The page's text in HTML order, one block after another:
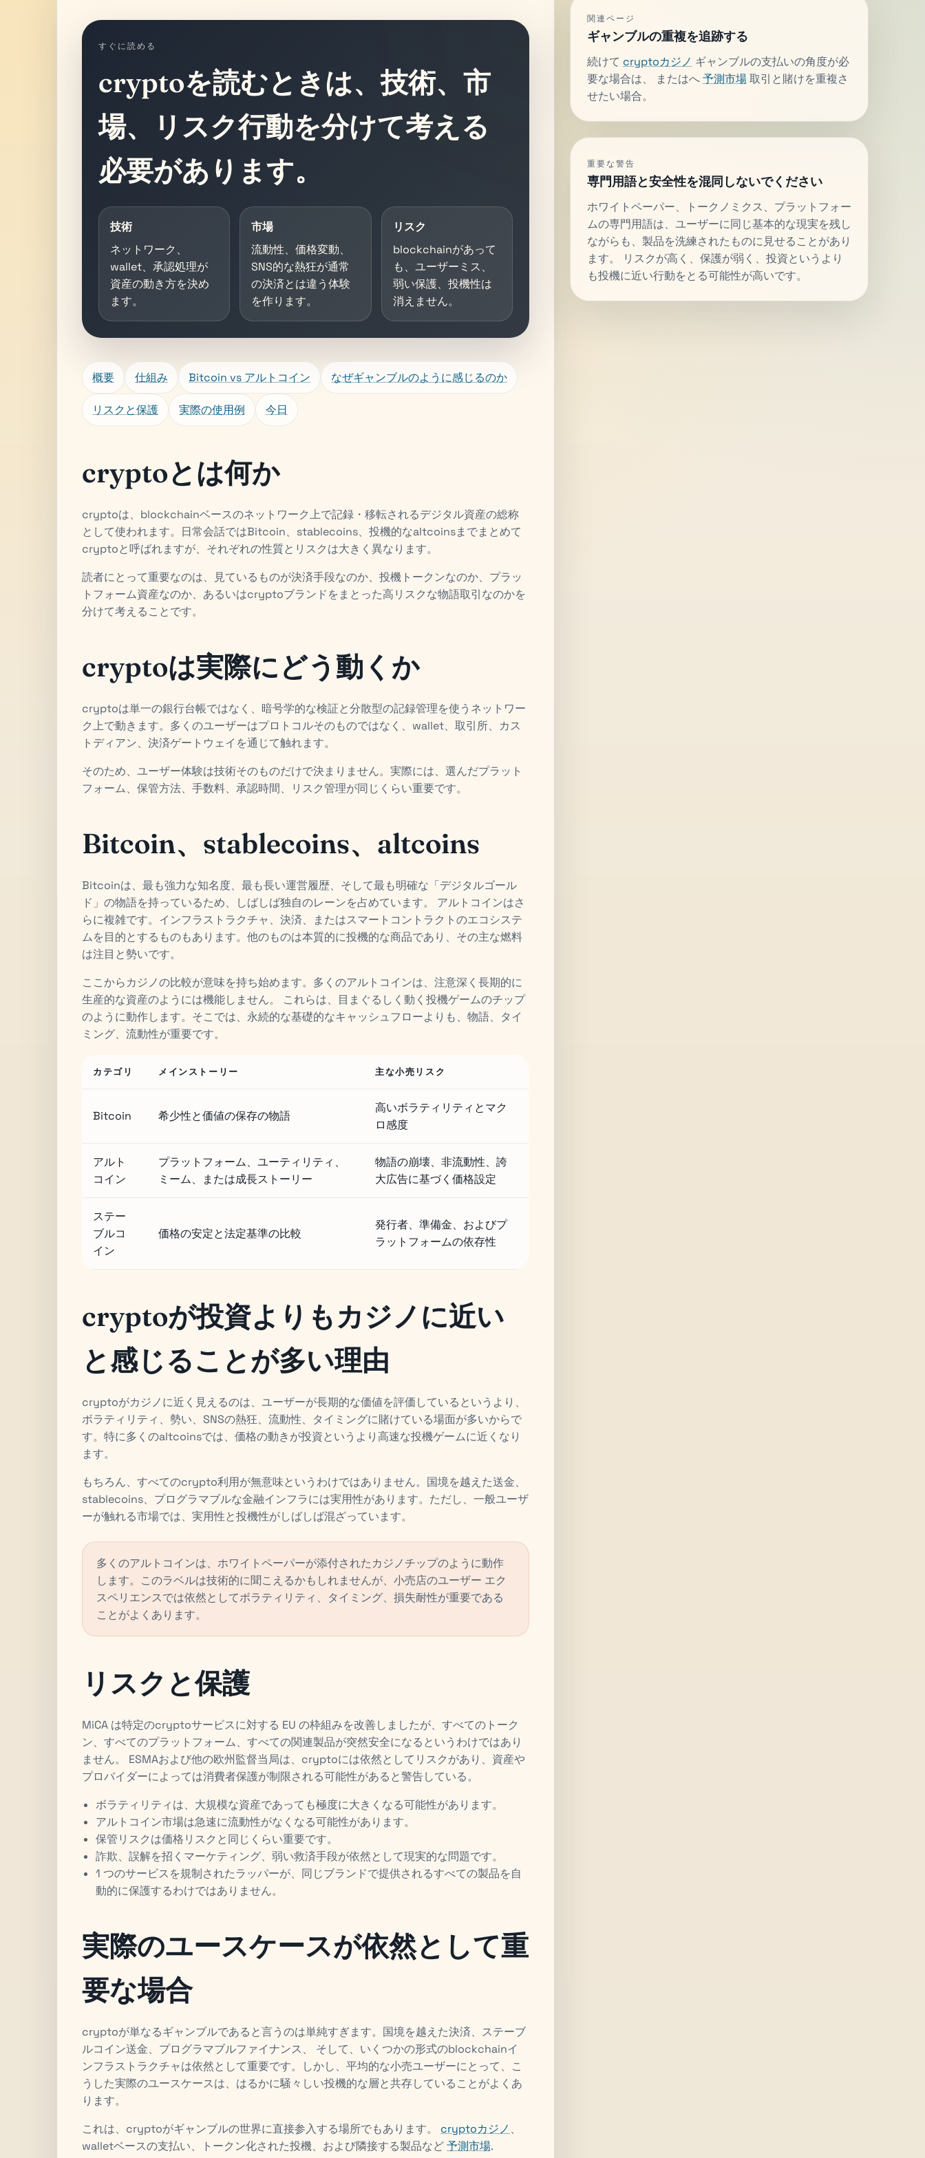
すぐに読める
cryptoを読むときは、技術、市
場、リスク行動を分けて考える
必要があります。
技術
ネットワーク、
wallet、承認処理が
資産の動き方を決め
ます。
市場
流動性、価格変動、
SNS的な熱狂が通常
の決済とは違う体験
を作ります。
リスク
blockchainがあって
も、ユーザーミス、
弱い保護、投機性は
消えません。
概要 仕組み Bitcoin vs アルトコイン なぜギャンブルのように感じるのか
リスクと保護 実際の使用例 今日
cryptoとは何か
cryptoは、blockchainベースのネットワーク上で記録・移転されるデジタル資産の総称
として使われます。日常会話ではBitcoin、stablecoins、投機的なaltcoinsまでまとめて
cryptoと呼ばれますが、それぞれの性質とリスクは大きく異なります。
読者にとって重要なのは、見ているものが決済手段なのか、投機トークンなのか、プラッ
トフォーム資産なのか、あるいはcryptoブランドをまとった高リスクな物語取引なのかを
分けて考えることです。
cryptoは実際にどう動くか
cryptoは単一の銀行台帳ではなく、暗号学的な検証と分散型の記録管理を使うネットワー
ク上で動きます。多くのユーザーはプロトコルそのものではなく、wallet、取引所、カス
トディアン、決済ゲートウェイを通じて触れます。
そのため、ユーザー体験は技術そのものだけで決まりません。実際には、選んだプラット
フォーム、保管方法、手数料、承認時間、リスク管理が同じくらい重要です。
Bitcoin、stablecoins、altcoins
Bitcoinは、最も強力な知名度、最も長い運営履歴、そして最も明確な「デジタルゴール
ド」の物語を持っているため、しばしば独自のレーンを占めています。 アルトコインはさ
らに複雑です。インフラストラクチャ、決済、またはスマートコントラクトのエコシステ
ムを目的とするものもあります。他のものは本質的に投機的な商品であり、その主な燃料
は注目と勢いです。
ここからカジノの比較が意味を持ち始めます。多くのアルトコインは、注意深く長期的に
生産的な資産のようには機能しません。 これらは、目まぐるしく動く投機ゲームのチップ
のように動作します。そこでは、永続的な基礎的なキャッシュフローよりも、物語、タイ
ミング、流動性が重要です。
カテゴリ メインストーリー 主な小売リスク
Bitcoin 希少性と価値の保存の物語
高いボラティリティとマク
ロ感度
アルト
コイン
プラットフォーム、ユーティリティ、
ミーム、または成長ストーリー
物語の崩壊、非流動性、誇
大広告に基づく価格設定
ステー
ブルコ
イン
価格の安定と法定基準の比較
発行者、準備金、およびプ
ラットフォームの依存性
cryptoが投資よりもカジノに近い
と感じることが多い理由
cryptoがカジノに近く見えるのは、ユーザーが長期的な価値を評価しているというより、
ボラティリティ、勢い、SNSの熱狂、流動性、タイミングに賭けている場面が多いからで
す。特に多くのaltcoinsでは、価格の動きが投資というより高速な投機ゲームに近くなり
ます。
もちろん、すべてのcrypto利用が無意味というわけではありません。国境を越えた送金、
stablecoins、プログラマブルな金融インフラには実用性があります。ただし、一般ユーザ
ーが触れる市場では、実用性と投機性がしばしば混ざっています。
多くのアルトコインは、ホワイトペーパーが添付されたカジノチップのように動作
します。このラベルは技術的に聞こえるかもしれませんが、小売店のユーザー エク
スペリエンスでは依然としてボラティリティ、タイミング、損失耐性が重要である
ことがよくあります。
リスクと保護
MiCA は特定のcryptoサービスに対する EU の枠組みを改善しましたが、すべてのトーク
ン、すべてのプラットフォーム、すべての関連製品が突然安全になるというわけではあり
ません。 ESMAおよび他の欧州監督当局は、cryptoには依然としてリスクがあり、資産や
プロバイダーによっては消費者保護が制限される可能性があると警告している。
ボラティリティは、大規模な資産であっても極度に大きくなる可能性があります。
アルトコイン市場は急速に流動性がなくなる可能性があります。
保管リスクは価格リスクと同じくらい重要です。
詐欺、誤解を招くマーケティング、弱い救済手段が依然として現実的な問題です。
1 つのサービスを規制されたラッパーが、同じブランドで提供されるすべての製品を自
動的に保護するわけではありません。
実際のユースケースが依然として重
要な場合
cryptoが単なるギャンブルであると言うのは単純すぎます。国境を越えた決済、ステーブ
ルコイン送金、プログラマブルファイナンス、 そして、いくつかの形式のblockchainイ
ンフラストラクチャは依然として重要です。しかし、平均的な小売ユーザーにとって、こ
うした実際のユースケースは、はるかに騒々しい投機的な層と共存していることがよくあ
ります。
これは、cryptoがギャンブルの世界に直接参入する場所でもあります。 cryptoカジノ 、
walletベースの支払い、トークン化された投機、および隣接する製品など予測市場.
関連ページ
ギャンブルの重複を追跡する
続けて cryptoカジノ ギャンブルの支払いの角度が必
要な場合は、 またはへ予測市場取引と賭けを重複さ
せたい場合。
重要な警告
専門用語と安全性を混同しないでください
ホワイトペーパー、トークノミクス、プラットフォー
ムの専門用語は、ユーザーに同じ基本的な現実を残し
ながらも、製品を洗練されたものに見せることがあり
ます。 リスクが高く、保護が弱く、投資というより
も投機に近い行動をとる可能性が高いです。